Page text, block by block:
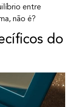
entre
não é?
do